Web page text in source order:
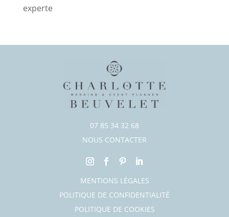
experte
07 85 34 32 68
NOUS CONTACTER
MENTIONS LÉGALES
POLITIQUE DE CONFIDENTIALITÉ
POLITIQUE DE COOKIES